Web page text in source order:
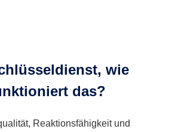
wie
das?
Reaktionsfähigkeit und